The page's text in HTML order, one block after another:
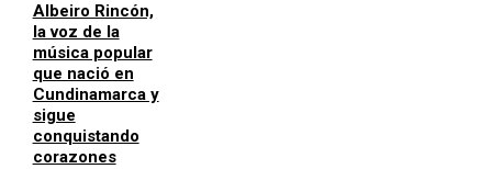
Albeiro Rincón,
la voz de la
música popular
que nació en
Cundinamarca y
sigue
conquistando
corazones